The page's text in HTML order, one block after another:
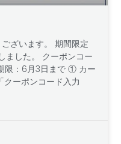
ざいます。 期間限定
ました。 クーポンコー
限：6月3日まで ① カー
ーポンコード入力